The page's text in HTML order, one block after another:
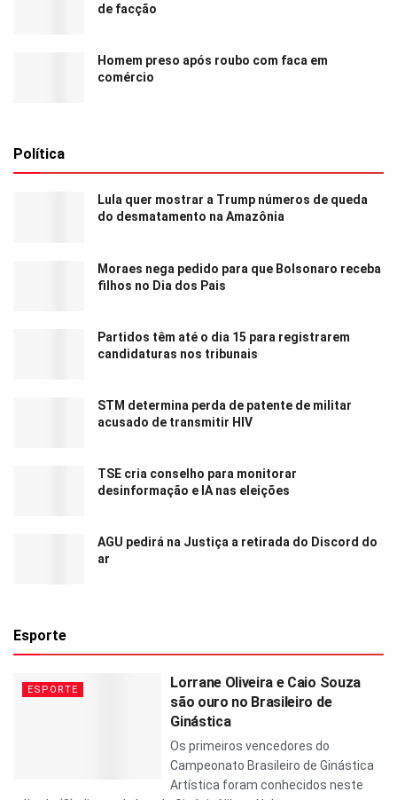
de facção
Homem preso após roubo com faca em
comércio
Política
Lula quer mostrar a Trump números de queda
do desmatamento na Amazônia
Moraes nega pedido para que Bolsonaro receba
filhos no Dia dos Pais
Partidos têm até o dia 15 para registrarem
candidaturas nos tribunais
STM determina perda de patente de militar
acusado de transmitir HIV
TSE cria conselho para monitorar
desinformação e IA nas eleições
AGU pedirá na Justiça a retirada do Discord do
ar
Esporte
ESPORTE
Lorrane Oliveira e Caio Souza
são ouro no Brasileiro de
Ginástica
Os primeiros vencedores do
Campeonato Brasileiro de Ginástica
Artística foram conhecidos neste